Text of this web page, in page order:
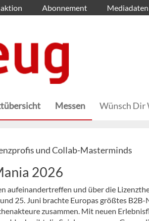
Abonnement Mediadaten
Messen Wünsch Dir
und Collab-Masterminds
2026
aufeinandertreffen und über die
25. Juni brachte Europas größtes
zusammen. Mit neuen